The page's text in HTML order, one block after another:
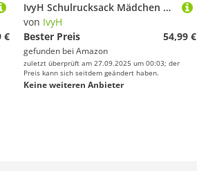
€
IvyH Schulrucksack Mädchen Teenager Rollen Trolleytasche Schulranzen Schulranzen Mädchen mit Rollen Schultasche Trolley Kinderrucksack Schultasche Laptoptasche 6-12 Jahre Alt, Lila
von IvyH
Bester Preis
54,99 €
gefunden bei Amazon
zuletzt überprüft am 27.09.2025 um 00:03; der
Preis kann sich seitdem geändert haben.
Keine weiteren Anbieter